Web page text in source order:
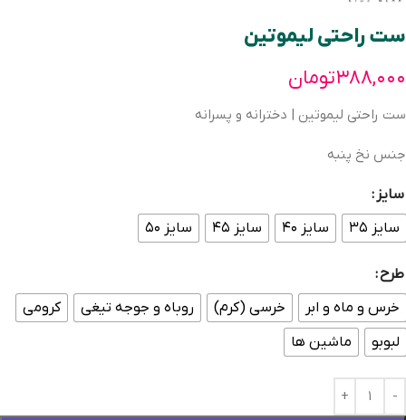
ست راحتی لیموتین
۳۸۸,۰۰۰تومان
ست راحتی لیموتین | دخترانه و پسرانه
جنس نخ پنبه
سایز
سایز ۳۵
سایز ۴۰ سایز ۴۵ سایز ۵۰
طرح
خرس و ماه و ابر
خرسی (کرم) روباه و جوجه تیغی
کرومی
لبوبو
ماشین ها